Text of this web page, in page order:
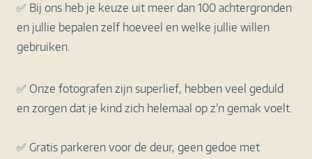
✅ Bij ons heb je keuze uit meer dan 100 achtergronden
en jullie bepalen zelf hoeveel en welke jullie willen
gebruiken.
✅ Onze fotografen zijn superlief, hebben veel geduld
en zorgen dat je kind zich helemaal op z’n gemak voelt.
✅ Gratis parkeren voor de deur, geen gedoe met